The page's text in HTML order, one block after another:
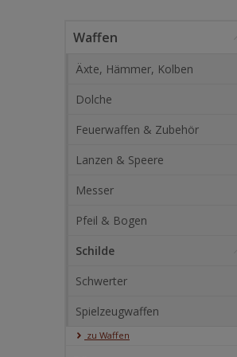
Waffen
Äxte, Hämmer, Kolben
Dolche
Feuerwaffen & Zubehör
Lanzen & Speere
Messer
Pfeil & Bogen
Schilde
Schwerter
Spielzeugwaffen
zu Waffen